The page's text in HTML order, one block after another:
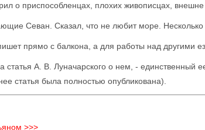
о приспособленцах, плохих живописцах, внешне
Севан. Сказал, что не любит море. Несколько
прямо с балкона, а для работы над другими
статья А. В. Луначарского о нем, - единственный
статья была полностью опубликована).
>>>